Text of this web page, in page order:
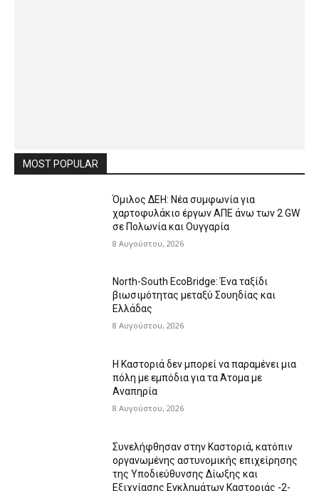
MOST POPULAR
Όμιλος ΔΕΗ: Νέα συμφωνία για
χαρτοφυλάκιο έργων ΑΠΕ άνω των 2 GW
σε Πολωνία και Ουγγαρία
8 Αυγούστου, 2026
North-South EcoBridge: Ένα ταξίδι
βιωσιμότητας μεταξύ Σουηδίας και
Ελλάδας
8 Αυγούστου, 2026
Η Καστοριά δεν μπορεί να παραμένει μια
πόλη με εμπόδια για τα Άτομα με
Αναπηρία
8 Αυγούστου, 2026
Συνελήφθησαν στην Καστοριά, κατόπιν
οργανωμένης αστυνομικής επιχείρησης
της Υποδιεύθυνσης Δίωξης και
Εξιχνίασης Εγκλημάτων Καστοριάς -2-